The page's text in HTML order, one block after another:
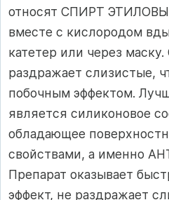
относят СПИРТ
вместе с кислородом
катетер или через
раздражает слизистые,
побочным эффектом.
является силиконовое
обладающее
свойствами, а именно
Препарат оказывает
эффект, не раздражает